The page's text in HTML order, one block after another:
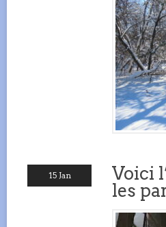
15 Jan
Voici
les